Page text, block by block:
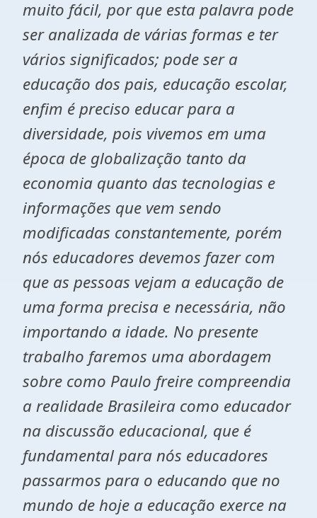
muito fácil, por que esta palavra pode
ser analizada de várias formas e ter
vários significados; pode ser a
educação dos pais, educação escolar,
enfim é preciso educar para a
diversidade, pois vivemos em uma
época de globalização tanto da
economia quanto das tecnologias e
informações que vem sendo
modificadas constantemente, porém
nós educadores devemos fazer com
que as pessoas vejam a educação de
uma forma precisa e necessária, não
importando a idade. No presente
trabalho faremos uma abordagem
sobre como Paulo freire compreendia
a realidade Brasileira como educador
na discussão educacional, que é
fundamental para nós educadores
passarmos para o educando que no
mundo de hoje a educação exerce na